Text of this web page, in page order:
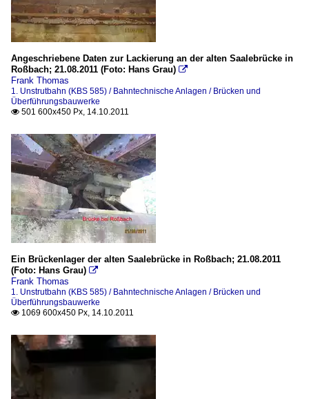
Angeschriebene Daten zur Lackierung an der alten Saalebrücke in
Roßbach; 21.08.2011 (Foto: Hans Grau) 
Frank Thomas
1. Unstrutbahn (KBS 585) / Bahntechnische Anlagen / Brücken und
Überführungsbauwerke
 501 600x450 Px, 14.10.2011
Ein Brückenlager der alten Saalebrücke in Roßbach; 21.08.2011
(Foto: Hans Grau) 
Frank Thomas
1. Unstrutbahn (KBS 585) / Bahntechnische Anlagen / Brücken und
Überführungsbauwerke
 1069 600x450 Px, 14.10.2011